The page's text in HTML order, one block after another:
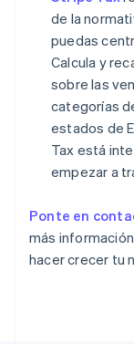
de la
puedas
Calcula y
sobre las
categorías
estados de
Tax está
empezar a
Ponte en
más
hacer crecer tu
English
English
Eslovenia
English Italiano
España
Español English
EnglishEspañol
Estonia
Finlandia
English Svenska
FrançaisEnglish